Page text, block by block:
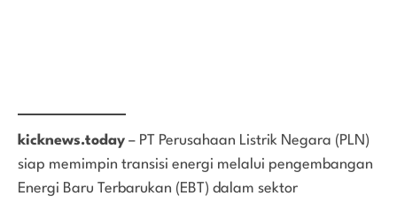
kicknews.today – PT Perusahaan Listrik Negara (PLN)
siap memimpin transisi energi melalui pengembangan
Energi Baru Terbarukan (EBT) dalam sektor